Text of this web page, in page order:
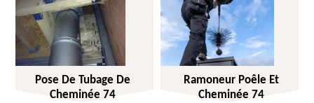
Pose De Tubage De
Cheminée 74
Ramoneur Poêle Et
Cheminée 74